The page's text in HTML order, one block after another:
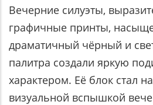
Вечерние силуэты,
графичные принты,
драматичный чёрный и
палитра создали яркую
характером. Её блок стал
визуальной вспышкой